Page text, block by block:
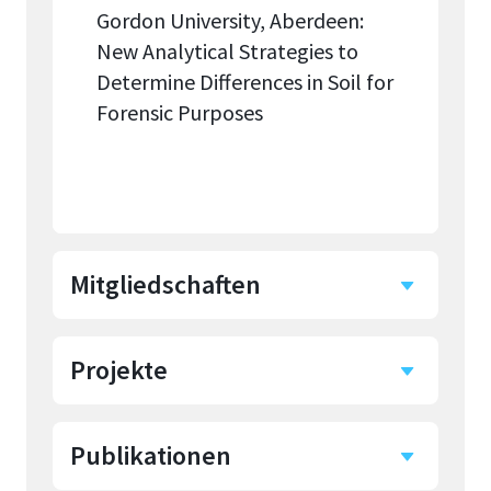
Gordon University, Aberdeen:
New Analytical Strategies to
Determine Differences in Soil for
Forensic Purposes
Mitgliedschaften
International Society for
Institut für Technik,
Ressourcenschonung und
Projekte
Publikationen